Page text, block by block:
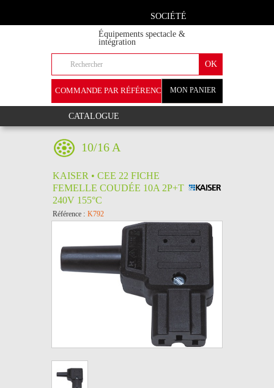
SOCIÉTÉ
Équipements spectacle &
intégration
MON PANIER
COMMANDE PAR RÉFÉRENCE
CATALOGUE
10/16 A
KAISER • CEE 22 FICHE
FEMELLE COUDÉE 10A 2P+T
240V 155°C
Référence : K792